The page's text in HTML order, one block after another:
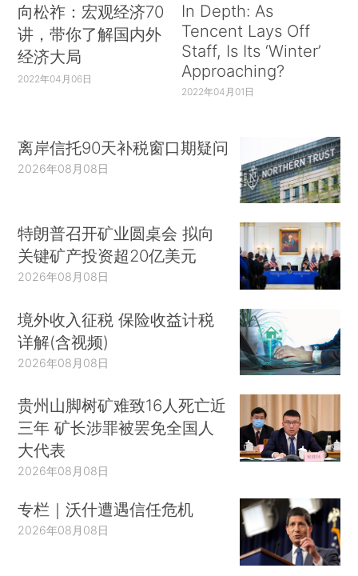
向松祚：宏观经济70
讲，带你了解国内外
经济大局
2022年04月06日
In Depth: As
Tencent Lays Off
Staff, Is Its ‘Winter’
Approaching?
2022年04月01日
离岸信托90天补税窗口期疑问
2026年08月08日
特朗普召开矿业圆桌会 拟向
关键矿产投资超20亿美元
2026年08月08日
境外收入征税 保险收益计税
详解(含视频)
2026年08月08日
贵州山脚树矿难致16人死亡近
三年 矿长涉罪被罢免全国人
大代表
2026年08月08日
专栏｜沃什遭遇信任危机
2026年08月08日